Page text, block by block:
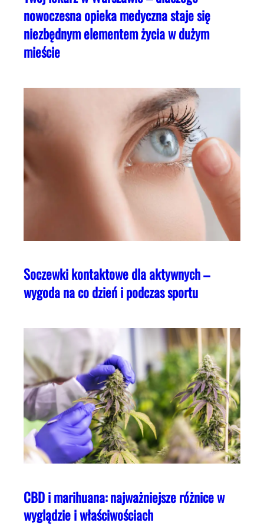
nowoczesna opieka medyczna staje się
niezbędnym elementem życia w dużym
mieście
Soczewki kontaktowe dla aktywnych –
wygoda na co dzień i podczas sportu
CBD i marihuana: najważniejsze różnice w
wyglądzie i właściwościach